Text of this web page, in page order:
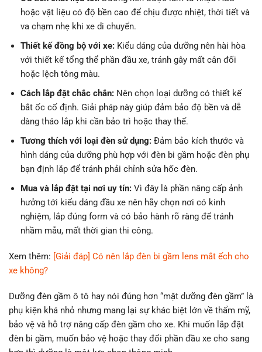
hoặc vật liệu có độ bền cao để chịu được nhiệt, thời tiết và
va chạm nhẹ khi xe di chuyển.
Thiết kế đồng bộ với xe:Kiểu dáng của dưỡng nên hài hòa
với thiết kế tổng thể phần đầu xe, tránh gây mất cân đối
hoặc lệch tông màu.
Cách lắp đặt chắc chắn:Nên chọn loại dưỡng có thiết kế
bắt ốc cố định. Giải pháp này giúp đảm bảo độ bền và dễ
dàng tháo lắp khi cần bảo trì hoặc thay thế.
Tương thích với loại đèn sử dụng:Đảm bảo kích thước và
hình dáng của dưỡng phù hợp với đèn bi gầm hoặc đèn phụ
bạn định lắp để tránh phải chỉnh sửa hốc đèn.
Mua và lắp đặt tại nơi uy tín:Vì đây là phần nâng cấp ảnh
hưởng tới kiểu dáng đầu xe nên hãy chọn nơi có kinh
nghiệm, lắp đúng form và có bảo hành rõ ràng để tránh
nhầm mẫu, mất thời gian thi công.
Xem thêm: [Giải đáp] Có nên lắp đèn bi gầm lens mắt ếch cho
xe không?
Dưỡng đèn gầm ô tô hay nói đúng hơn “mặt dưỡng đèn gầm” là
phụ kiện khá nhỏ nhưng mang lại sự khác biệt lớn về thẩm mỹ,
bảo vệ và hỗ trợ nâng cấp đèn gầm cho xe. Khi muốn lắp đặt
đèn bi gầm, muốn bảo vệ hoặc thay đổi phần đầu xe cho sang